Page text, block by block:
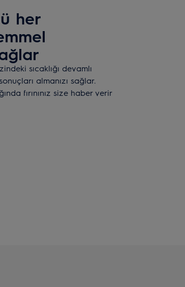
her
sıcaklığı devamlı
almanızı sağlar.
fırınınız size haber verir